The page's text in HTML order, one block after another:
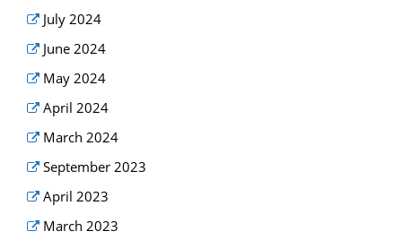
July 2024
June 2024
May 2024
April 2024
March 2024
September 2023
April 2023
March 2023